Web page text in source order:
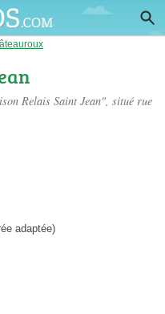
Relais Saint Jean", situé rue
adaptée)